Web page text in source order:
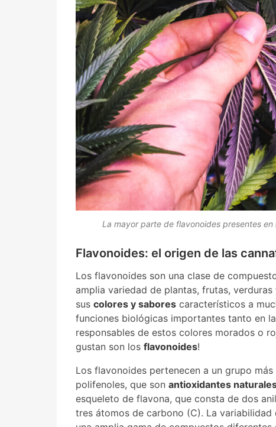
La mayor parte de flavonoides presentes
Flavonoides: el origen de las
Los flavonoides son una clase de
amplia variedad de plantas, frutas,
sus colores y sabores característicos a
funciones biológicas importantes tanto en
responsables de estos colores morados o
gustan son los flavonoides!
Los flavonoides pertenecen a un grupo
polifenoles, que son antioxidantes
esqueleto de flavona, que consta de dos
tres átomos de carbono (C). La